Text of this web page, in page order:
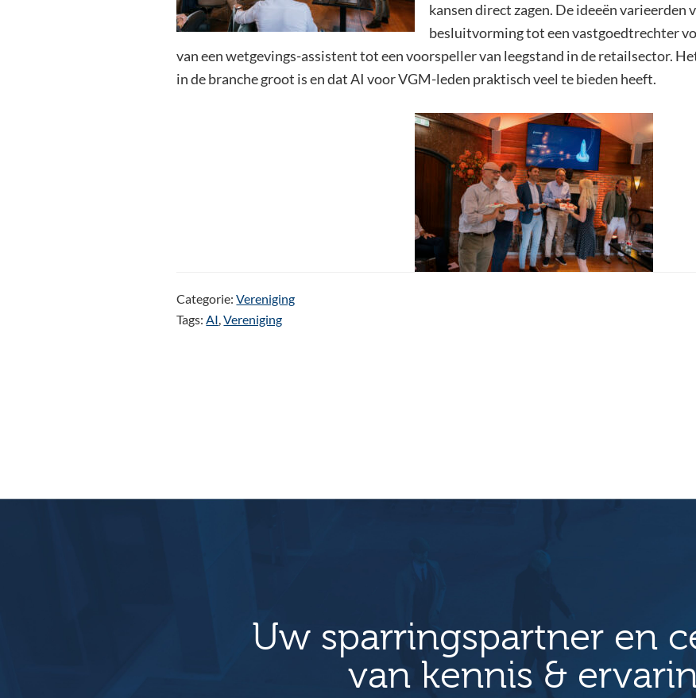
kansen direct zagen. De ideeën varieerden
besluitvorming tot een vastgoedtrechter
van een wetgevings-assistent tot een voorspeller van leegstand in de retailsector.
in de branche groot is en dat AI voor VGM-leden praktisch veel te bieden heeft.
Categorie:Vereniging
Tags:AI,Vereniging
Uw sparringspartner en
van kennis &